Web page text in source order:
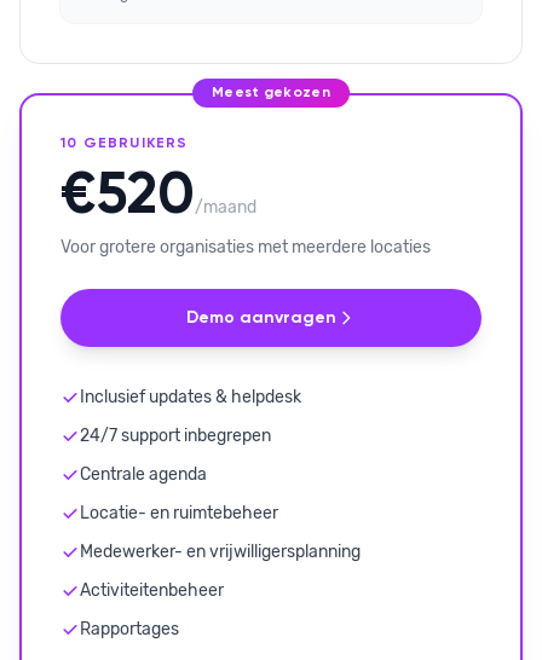
Meest gekozen
10 GEBRUIKERS
€520/maand
Voor grotere organisaties met meerdere locaties
Demo aanvragen
Inclusief updates & helpdesk
24/7 support inbegrepen
Centrale agenda
Locatie- en ruimtebeheer
Medewerker- en vrijwilligersplanning
Activiteitenbeheer
Rapportages